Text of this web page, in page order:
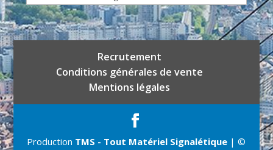
Recrutement
Conditions générales de vente
Mentions légales
Production TMS - Tout Matériel Signalétique | ©